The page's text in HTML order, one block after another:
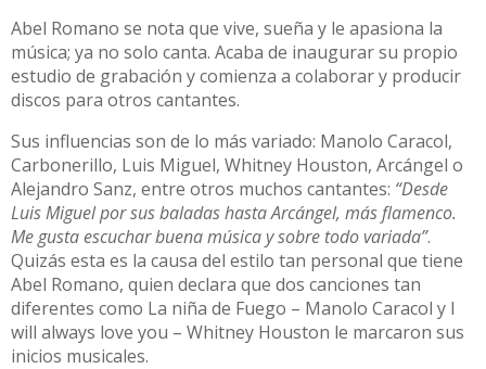
Abel Romano se nota que vive, sueña y le apasiona la
música; ya no solo canta. Acaba de inaugurar su propio
estudio de grabación y comienza a colaborar y producir
discos para otros cantantes.
Sus influencias son de lo más variado: Manolo Caracol,
Carbonerillo, Luis Miguel, Whitney Houston, Arcángel o
Alejandro Sanz, entre otros muchos cantantes: “Desde
Luis Miguel por sus baladas hasta Arcángel, más flamenco.
Me gusta escuchar buena música y sobre todo variada”.
Quizás esta es la causa del estilo tan personal que tiene
Abel Romano, quien declara que dos canciones tan
diferentes como La niña de Fuego – Manolo Caracol y I
will always love you – Whitney Houston le marcaron sus
inicios musicales.